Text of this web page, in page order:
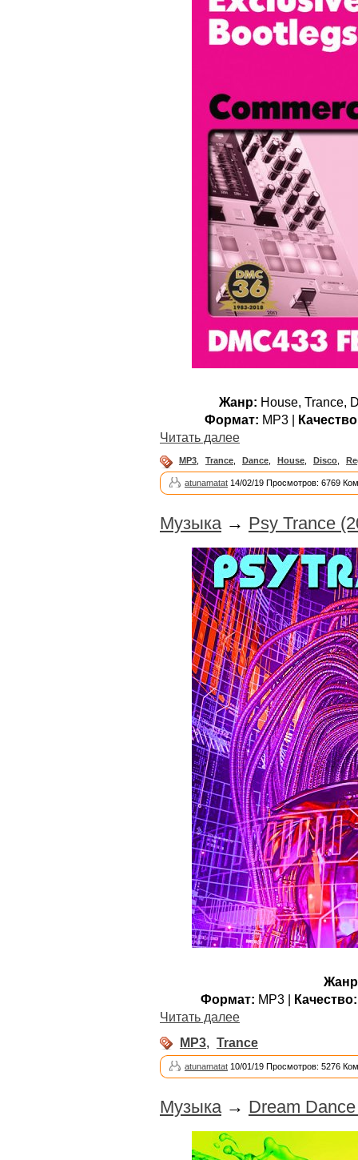
Жанр: House, Trance,
Формат: MP3 |
Читать далее
MP3, Trance, Dance, House, Disco,
atunamatat 14/02/19 Просмотров: 6769
Музыка → Psy Trance
Формат: MP3 | Качество:
Читать далее
MP3, Trance
atunamatat 10/01/19 Просмотров: 5276
Музыка → Dream